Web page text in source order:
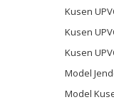
Kusen
Kusen
Kusen
Model
Model